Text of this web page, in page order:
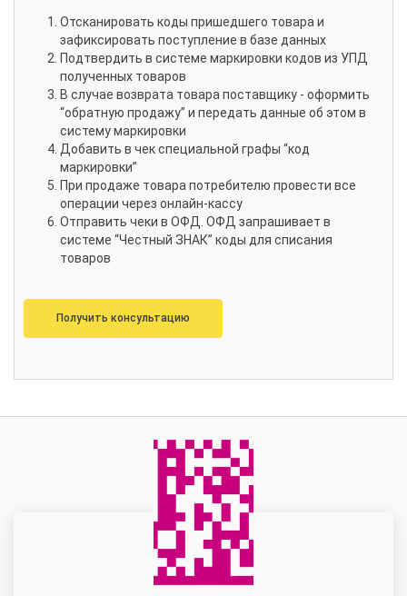
Отсканировать коды пришедшего товара и
зафиксировать поступление в базе данных
Подтвердить в системе маркировки кодов из УПД
полученных товаров
В случае возврата товара поставщику - оформить
“обратную продажу” и передать данные об этом в
систему маркировки
Добавить в чек специальной графы “код
маркировки”
При продаже товара потребителю провести все
операции через онлайн-кассу
Отправить чеки в ОФД. ОФД запрашивает в
системе “Честный ЗНАК” коды для списания
товаров
Получить консультацию